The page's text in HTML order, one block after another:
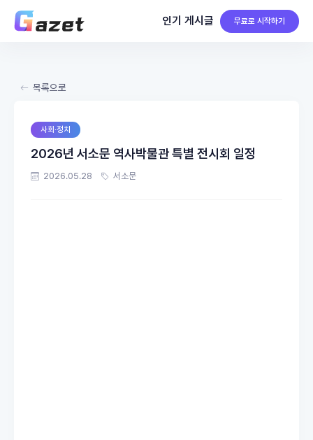
인기 게시글 무료로 시작하기
목록으로
사회·정치
2026년 서소문 역사박물관 특별 전시회 일정
2026.05.28 서소문